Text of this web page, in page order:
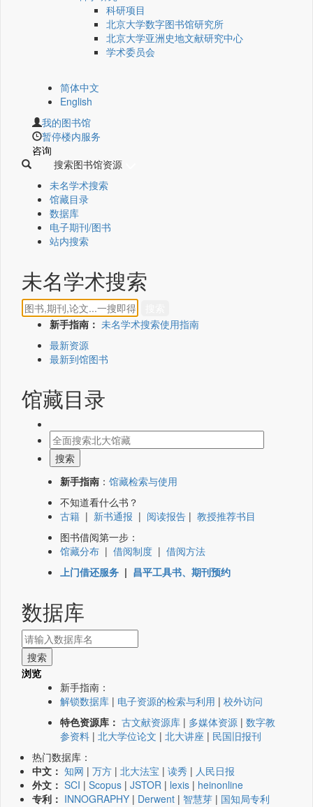
科研项目
北京大学数字图书馆研究所
北京大学亚洲史地文献研究中心
学术委员会
简体中文
English
我的图书馆
暂停楼内服务
咨询
搜索图书馆资源
未名学术搜索
馆藏目录
数据库
电子期刊/图书
站内搜索
未名学术搜索
新手指南： 未名学术搜索使用指南
最新资源
最新到馆图书
馆藏目录
新手指南 ： 馆藏检索与使用
不知道看什么书？
古籍 | 新书通报 | 阅读报告 | 教授推荐书目
图书借阅第一步：
馆藏分布 | 借阅制度 | 借阅方法
上门借还服务 | 昌平工具书、期刊预约
数据库
浏览
新手指南：
解锁数据库 | 电子资源的检索与利用 | 校外访问
特色资源库： 古文献资源库 | 多媒体资源 | 数字教
参资料 | 北大学位论文 | 北大讲座 | 民国旧报刊
热门数据库：
中文： 知网 | 万方 | 北大法宝 | 读秀 | 人民日报
外文： SCI | Scopus | JSTOR | lexis | heinonline
专利： INNOGRAPHY | Derwent | 智慧芽 | 国知局专利